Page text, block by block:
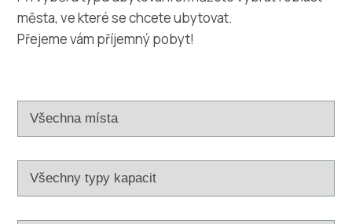
Destinace
Info
Safe in Dalmatia
města, ve které se chcete ubytovat.
Přejeme vám příjemný pobyt!